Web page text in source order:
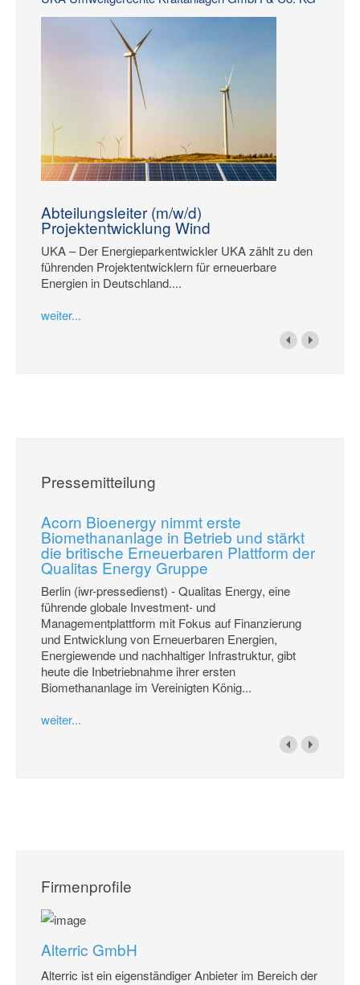
Abteilungsleiter (m/w/d)
Projektentwicklung Wind
UKA – Der Energieparkentwickler UKA zählt zu den
führenden Projektentwicklern für erneuerbare
Energien in Deutschland....
weiter...
Pressemitteilung
Acorn Bioenergy nimmt erste
Biomethananlage in Betrieb und stärkt
die britische Erneuerbaren Plattform der
Qualitas Energy Gruppe
Berlin (iwr-pressedienst) - Qualitas Energy, eine
führende globale Investment- und
Managementplattform mit Fokus auf Finanzierung
und Entwicklung von Erneuerbaren Energien,
Energiewende und nachhaltiger Infrastruktur, gibt
heute die Inbetriebnahme ihrer ersten
Biomethananlage im Vereinigten König...
weiter...
Firmenprofile
Alterric GmbH
Alterric ist ein eigenständiger Anbieter im Bereich der